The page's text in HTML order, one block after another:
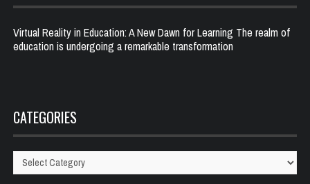
Virtual Reality in Education: A New Dawn for Learning The realm of
education is undergoing a remarkable transformation
CATEGORIES
Categories